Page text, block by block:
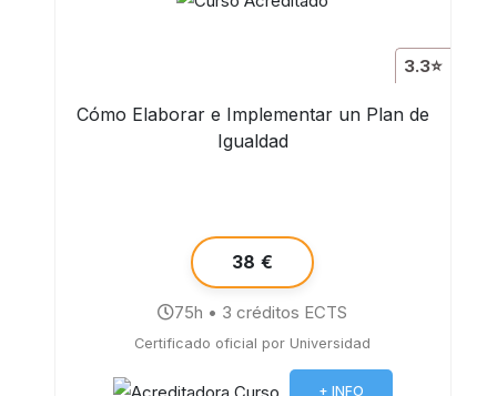
3.3⭐
Cómo Elaborar e Implementar un Plan de
Igualdad
38 €
75h • 3 créditos ECTS
Certificado oficial por Universidad
+ INFO